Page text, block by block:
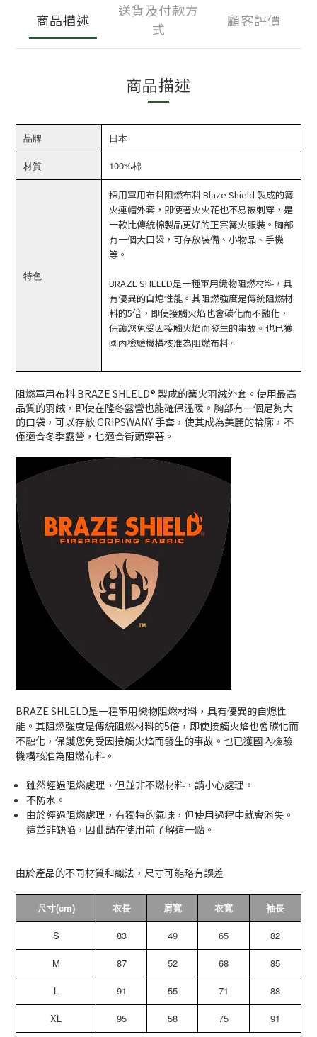
商品描述
送貨及付款方
式
顧客評價
商品描述
品牌 日本
材質 100%棉
特色
採用軍用布料阻燃布料 Blaze Shield 製成的篝
火連帽外套，即使著火火花也不易被刺穿，是
一款比傳統棉製品更好的正宗篝火服裝。胸部
有一個大口袋，可存放裝備、小物品、手機
等。
BRAZE SHLELD是一種軍用織物阻燃材料，具
有優異的自熄性能。其阻燃強度是傳統阻燃材
料的5倍，即使接觸火焰也會碳化而不融化，
保護您免受因接觸火焰而發生的事故。也已獲
國內檢驗機構核准為阻燃布料。
阻燃軍用布料 BRAZE SHLELD® 製成的篝火羽絨外套。使用最高
品質的羽絨，即使在隆冬露營也能確保溫暖。胸部有一個足夠大
的口袋，可以存放 GRIPSWANY 手套，使其成為美麗的輪廓，不
僅適合冬季露營，也適合街頭穿著。
BRAZE SHLELD是一種軍用織物阻燃材料，具有優異的自熄性
能。其阻燃強度是傳統阻燃材料的5倍，即使接觸火焰也會碳化而
不融化，保護您免受因接觸火焰而發生的事故。也已獲國內檢驗
機構核准為阻燃布料。
雖然經過阻燃處理，但並非不燃材料，請小心處理。
不防水。
由於經過阻燃處理，有獨特的氣味，但使用過程中就會消失。
這並非缺陷，因此請在使用前了解這一點。
由於產品的不同材質和織法，尺寸可能略有誤差
尺寸(cm) 衣長 肩寬 衣寬 袖長
S 83 49 65 82
M 87 52 68 85
L 91 55 71 88
XL 95 58 75 91